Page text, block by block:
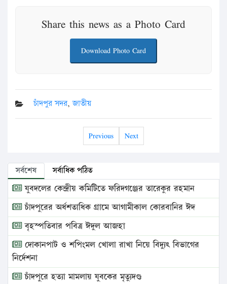
Share this news as a Photo Card
Download Photo Card
চাঁদপুর সদর,জাতীয়
Previous Next
সর্বশেষ সর্বাধিক পঠিত
যুবদলের কেন্দ্রীয় কমিটিতে ফরিদগঞ্জের তারেকুর রহমান
চাঁদপুরের অর্ধশতাধিক গ্রামে আগামীকাল কোরবানির ঈদ
বৃহস্পতিবার পবিত্র ঈদুল আজহা
দোকানপাট ও শপিংমল খোলা রাখা নিয়ে বিদ্যুৎ বিভাগের
নির্দেশনা
চাঁদপুরে হত্যা মামলায় যুবকের মৃত্যুদণ্ড